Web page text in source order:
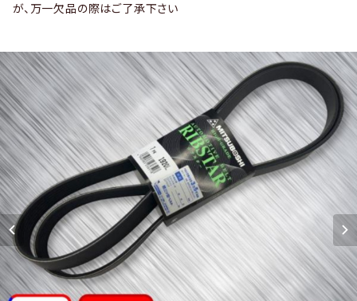
が、万一欠品の際はご了承下さい